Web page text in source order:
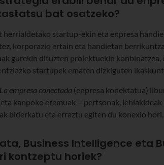
bat osatzeko?
herrialdetako startup-ekin eta enpresa
korporazio ertain eta handietan
gurekin dituzten proiektuekin
startupek ematen dizkiguten
La empresa conectada (enpresa konektatua)
kanpoko eremuak —pertsonak,
biderkatu eta erraztu egiten du konexio hori.
Business Intelligence eta
kontzeptu horiek?